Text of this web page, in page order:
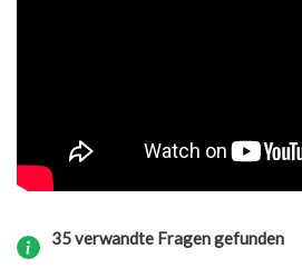
35 verwandte Fragen gefunden